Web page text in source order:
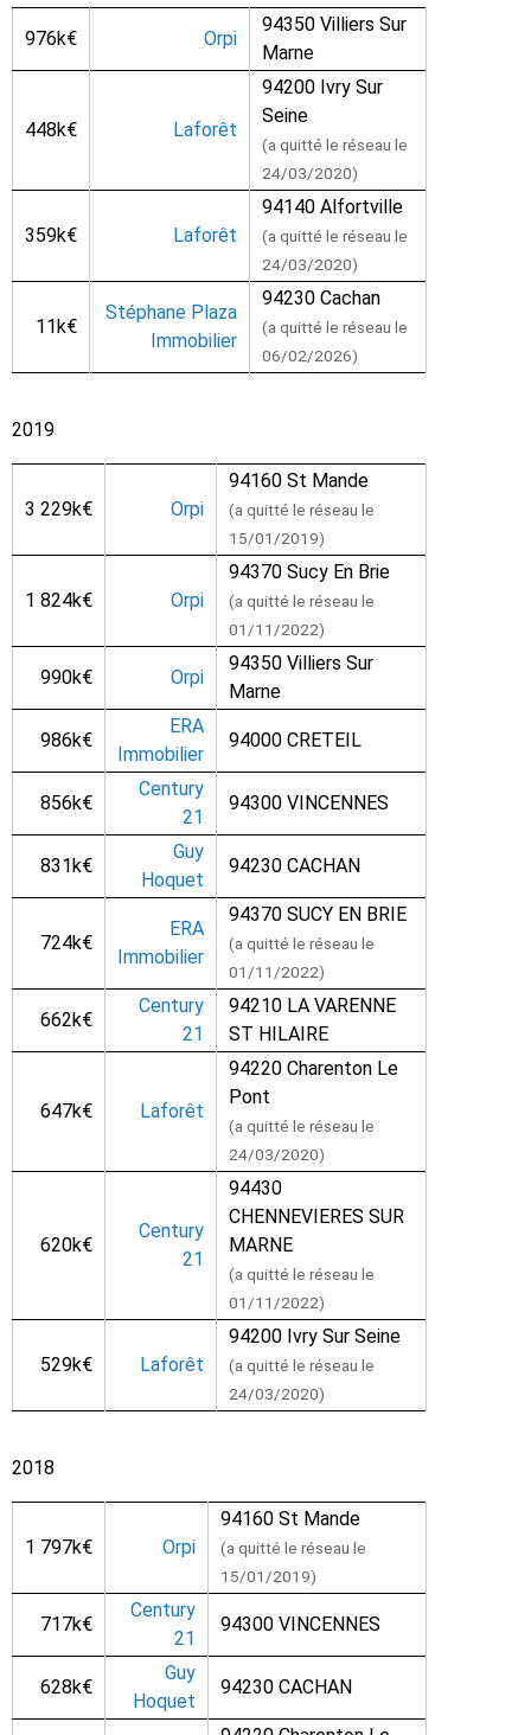
976k€ Orpi
94350 Villiers Sur
Marne
448k€ Laforêt
94200 Ivry Sur
Seine
(a quitté le réseau le
24/03/2020)
359k€ Laforêt
94140 Alfortville
(a quitté le réseau le
24/03/2020)
11k€
Stéphane Plaza
Immobilier
94230 Cachan
(a quitté le réseau le
06/02/2026)
2019
3 229k€ Orpi
94160 St Mande
(a quitté le réseau le
15/01/2019)
1 824k€ Orpi
94370 Sucy En Brie
(a quitté le réseau le
01/11/2022)
990k€ Orpi
94350 Villiers Sur
Marne
986k€
ERA
Immobilier
94000 CRETEIL
856k€
Century
21
94300 VINCENNES
831k€
Guy
Hoquet
94230 CACHAN
724k€
ERA
Immobilier
94370 SUCY EN BRIE
(a quitté le réseau le
01/11/2022)
662k€
Century
21
94210 LA VARENNE
ST HILAIRE
647k€ Laforêt
94220 Charenton Le
Pont
(a quitté le réseau le
24/03/2020)
620k€
Century
21
94430
CHENNEVIERES SUR
MARNE
(a quitté le réseau le
01/11/2022)
529k€ Laforêt
94200 Ivry Sur Seine
(a quitté le réseau le
24/03/2020)
2018
1 797k€ Orpi
94160 St Mande
(a quitté le réseau le
15/01/2019)
717k€
Century
21
94300 VINCENNES
628k€
Guy
Hoquet
94230 CACHAN